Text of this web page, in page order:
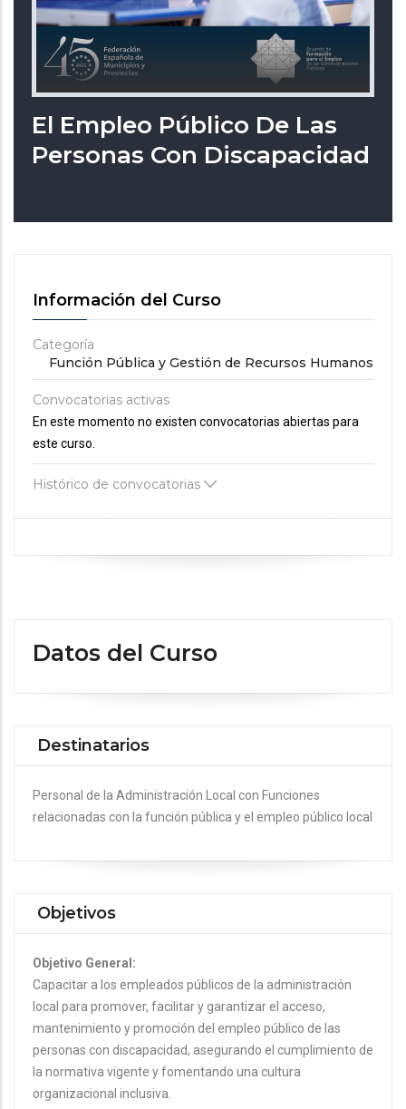
El Empleo Público De Las
Personas Con Discapacidad
Información del Curso
Categoría
Función Pública y Gestión de Recursos Humanos
Convocatorias activas
En este momento no existen convocatorias abiertas para
este curso.
Histórico de convocatorias
Datos del Curso
Destinatarios
Personal de la Administración Local con Funciones
relacionadas con la función pública y el empleo público local
Objetivos
Objetivo General:
Capacitar a los empleados públicos de la administración
local para promover, facilitar y garantizar el acceso,
mantenimiento y promoción del empleo público de las
personas con discapacidad, asegurando el cumplimiento de
la normativa vigente y fomentando una cultura
organizacional inclusiva.